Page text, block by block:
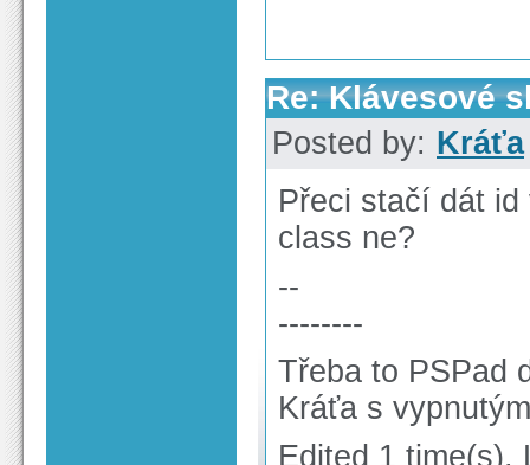
Re: Klávesové
Posted by: Kráťa
Přeci stačí dát
class ne?
--
--------
Třeba to PSPad
Kráťa s
Edited 1 time(s).